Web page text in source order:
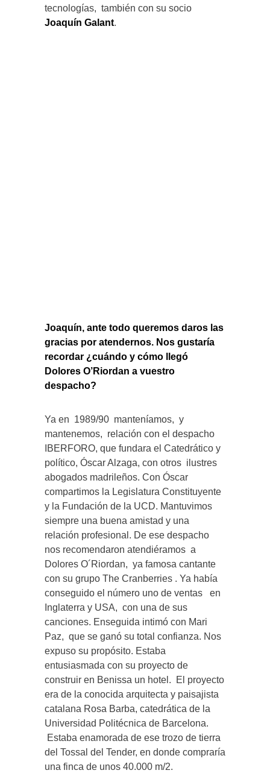
tecnologías, también con su socio
Joaquín Galant.
Joaquín, ante todo queremos daros las
gracias por atendernos. Nos gustaría
recordar ¿cuándo y cómo llegó
Dolores O’Riordan a vuestro
despacho?
Ya en 1989/90 manteníamos, y
mantenemos, relación con el despacho
IBERFORO, que fundara el Catedrático y
político, Óscar Alzaga, con otros ilustres
abogados madrileños. Con Óscar
compartimos la Legislatura Constituyente
y la Fundación de la UCD. Mantuvimos
siempre una buena amistad y una
relación profesional. De ese despacho
nos recomendaron atendiéramos a
Dolores O´Riordan, ya famosa cantante
con su grupo The Cranberries . Ya había
conseguido el número uno de ventas en
Inglaterra y USA, con una de sus
canciones. Enseguida intimó con Mari
Paz, que se ganó su total confianza. Nos
expuso su propósito. Estaba
entusiasmada con su proyecto de
construir en Benissa un hotel. El proyecto
era de la conocida arquitecta y paisajista
catalana Rosa Barba, catedrática de la
Universidad Politécnica de Barcelona.
Estaba enamorada de ese trozo de tierra
del Tossal del Tender, en donde compraría
una finca de unos 40.000 m/2.